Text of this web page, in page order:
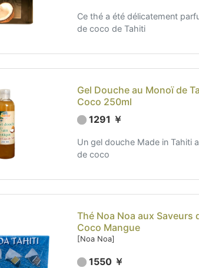
Ce thé a été délicatement
de coco de Tahiti
Gel Douche au Monoï de
Coco 250ml
1291 ￥
Un gel douche Made in Tahiti
de coco
Thé Noa Noa aux Saveurs
Coco Mangue
[Noa Noa]
1550 ￥